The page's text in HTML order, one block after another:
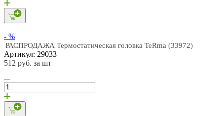
- %
РАСПРОДАЖА Термостатическая головка TeRma (33972)
Артикул: 29033
512 руб. за шт